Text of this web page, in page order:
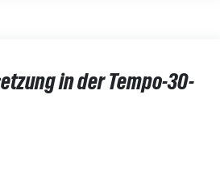
in der Tempo-30-